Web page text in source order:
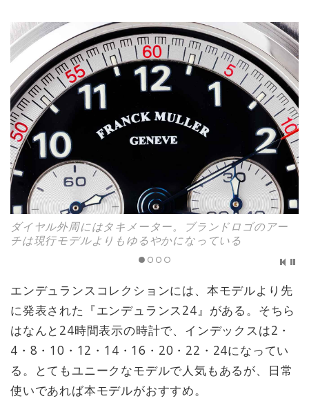
ダイヤル外周にはタキメーター。ブランドロゴのアー
チは現行モデルよりもゆるやかになっている
エンデュランスコレクションには、本モデルより先
に発表された『エンデュランス24』がある。そちら
はなんと24時間表示の時計で、インデックスは2・
4・8・10・12・14・16・20・22・24になってい
る。とてもユニークなモデルで人気もあるが、日常
使いであれば本モデルがおすすめ。